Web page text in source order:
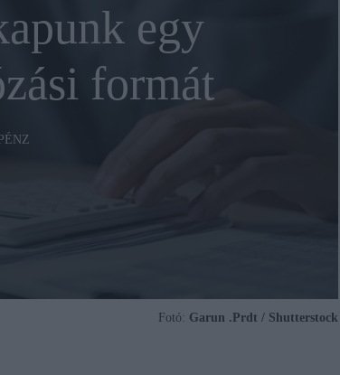
egy
formát
PÉNZ
Fotó: Garun .Prdt / Shutterstock